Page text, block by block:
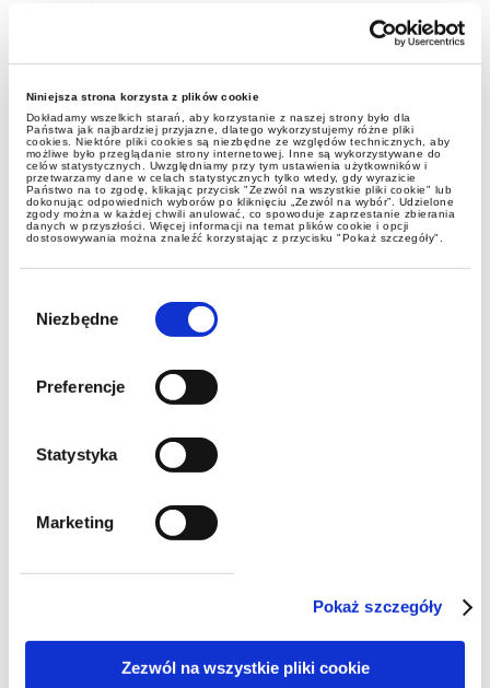
Niniejsza strona korzysta z plików cookie
Dokładamy wszelkich starań, aby korzystanie z naszej strony było dla
Państwa jak najbardziej przyjazne, dlatego wykorzystujemy różne pliki
cookies. Niektóre pliki cookies są niezbędne ze względów technicznych, aby
możliwe było przeglądanie strony internetowej. Inne są wykorzystywane do
celów statystycznych. Uwzględniamy przy tym ustawienia użytkowników i
przetwarzamy dane w celach statystycznych tylko wtedy, gdy wyrazicie
Państwo na to zgodę, klikając przycisk "Zezwól na wszystkie pliki cookie" lub
dokonując odpowiednich wyborów po kliknięciu „Zezwól na wybór”. Udzielone
zgody można w każdej chwili anulować, co spowoduje zaprzestanie zbierania
danych w przyszłości. Więcej informacji na temat plików cookie i opcji
dostosowywania można znaleźć korzystając z przycisku "Pokaż szczegóły".
zgody
Niezbędne
Preferencje
Statystyka
Marketing
Pokaż szczegóły
Zezwól na wszystkie pliki cookie
publikacje
Zarzutami karnymi wydłużają
postępowanie podatkowe. Nawet
uczciwi przedsiębiorcy się boją
publikacje